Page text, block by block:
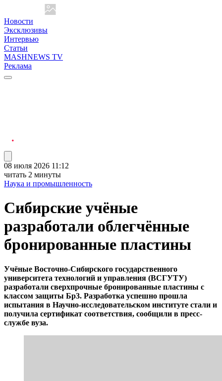
Новости
Эксклюзивы
Интервью
Статьи
MASHNEWS TV
Реклама
08 июля 2026 11:12
читать 2 минуты
Наука и промышленность
Сибирские учёные
разработали облегчённые
бронированные пластины
Учёные Восточно-Сибирского государственного
университета технологий и управления (ВСГУТУ)
разработали сверхпрочные бронированные пластины с
классом защиты Бр3. Разработка успешно прошла
испытания в Научно-исследовательском институте стали и
получила сертификат соответствия, сообщили в пресс-
службе вуза.